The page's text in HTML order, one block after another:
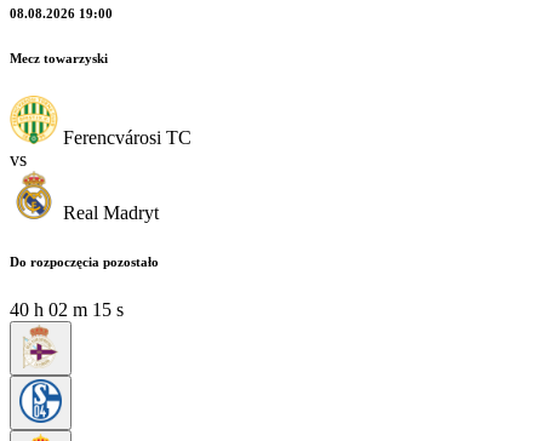
08.08.2026 19:00
Mecz towarzyski
Ferencvárosi TC
vs
Real Madryt
Do rozpoczęcia pozostało
40 h 02 m 13 s